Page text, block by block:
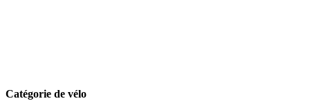
Catégorie de vélo